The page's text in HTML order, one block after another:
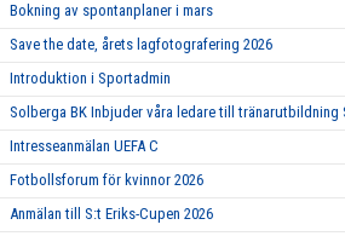
Bokning av spontanplaner i mars
Save the date, årets lagfotografering 2026
Introduktion i Sportadmin
Solberga BK Inbjuder våra ledare till tränarutbildning
Intresseanmälan UEFA C
Fotbollsforum för kvinnor 2026
Anmälan till S:t Eriks-Cupen 2026